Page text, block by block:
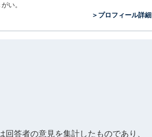
い。
＞プロフィール詳細
答者の意見を集計したものであり、